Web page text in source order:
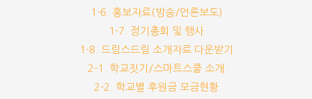
1-6. 홍보자료(방송/언론보도)
1-7. 정기총회 및 행사
1-8. 드림스드림 소개자료 다운받기
2-1. 학교짓기/스마트스쿨 소개
2-2. 학교별 후원금 모금현황